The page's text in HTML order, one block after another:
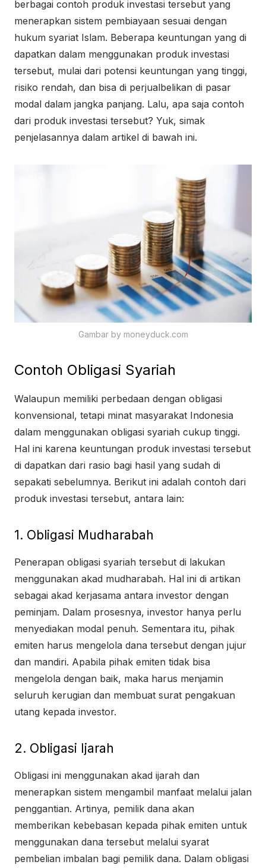
berbagai contoh produk investasi tersebut yang
menerapkan sistem pembiayaan sesuai dengan
hukum syariat Islam. Beberapa keuntungan yang di
dapatkan dalam menggunakan produk investasi
tersebut, mulai dari potensi keuntungan yang tinggi,
risiko rendah, dan bisa di perjualbelikan di pasar
modal dalam jangka panjang. Lalu, apa saja contoh
dari produk investasi tersebut? Yuk, simak
penjelasannya dalam artikel di bawah ini.
Gambar by moneyduck.com
Contoh Obligasi Syariah
Walaupun memiliki perbedaan dengan obligasi
konvensional, tetapi minat masyarakat Indonesia
dalam menggunakan obligasi syariah cukup tinggi.
Hal ini karena keuntungan produk investasi tersebut
di dapatkan dari rasio bagi hasil yang sudah di
sepakati sebelumnya. Berikut ini adalah contoh dari
produk investasi tersebut, antara lain:
1. Obligasi Mudharabah
Penerapan obligasi syariah tersebut di lakukan
menggunakan akad mudharabah. Hal ini di artikan
sebagai akad kerjasama antara investor dengan
peminjam. Dalam prosesnya, investor hanya perlu
menyediakan modal penuh. Sementara itu, pihak
emiten harus mengelola dana tersebut dengan jujur
dan mandiri. Apabila pihak emiten tidak bisa
mengelola dengan baik, maka harus menjamin
seluruh kerugian dan membuat surat pengakuan
utang kepada investor.
2. Obligasi Ijarah
Obligasi ini menggunakan akad ijarah dan
menerapkan sistem mengambil manfaat melalui jalan
penggantian. Artinya, pemilik dana akan
memberikan kebebasan kepada pihak emiten untuk
menggunakan dana tersebut melalui syarat
pembelian imbalan bagi pemilik dana. Dalam obligasi